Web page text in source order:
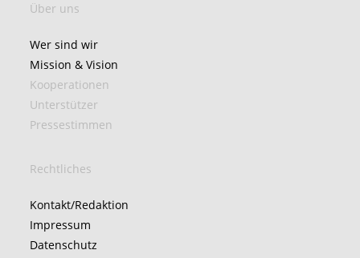
Über uns
Wer sind wir
Mission & Vision
Kooperationen
Unterstützer
Pressestimmen
Rechtliches
Kontakt/Redaktion
Impressum
Datenschutz